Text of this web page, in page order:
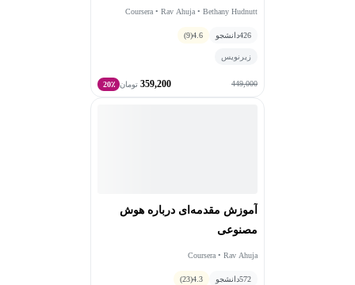
Coursera • Rav Ahuja • Bethany Hudnutt
426دانشجو 4.6
(9)
زیرنویس
449,000
359,200 تومان 20٪
آموزش مقدمه‌ای درباره هوش
مصنوعی
Coursera • Rav Ahuja
572دانشجو 4.3
(23)